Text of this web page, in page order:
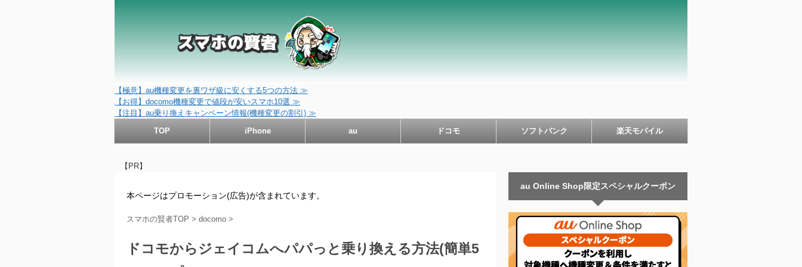
【極意】au機種変更を裏ワザ級に安くする5つの方法 ≫
【お得】docomo機種変更で値段が安いスマホ10選 ≫
【注目】au乗り換えキャンペーン情報(機種変更の割引) ≫
TOP
iPhone au ドコモ ソフトバンク 楽天モバイル
【PR】
本ページはプロモーション(広告)が含まれています。
スマホの賢者TOP > docomo >
ドコモからジェイコムへパパっと乗り換える方法(簡単5
au Online Shop限定スペシャルクーポン